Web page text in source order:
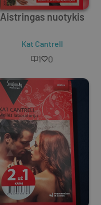
Aistringas nuotykis
Kat Cantrell
1 0